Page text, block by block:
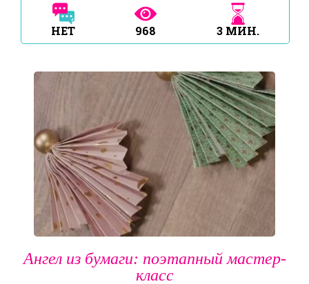
НЕТ 968 3 МИН.
Ангел из бумаги: поэтапный мастер-
класс